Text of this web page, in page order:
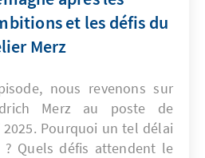
et les défis du
Merz
nous revenons sur
Merz au poste de
Pourquoi un tel délai
? Quels défis attendent le